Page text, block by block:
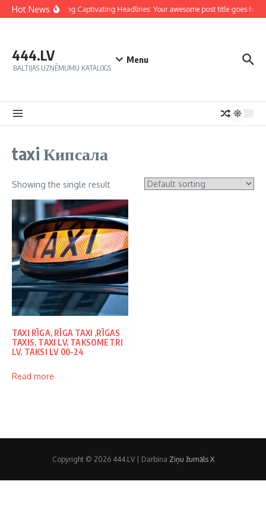
Hot NewsCrafting Captivating Headlines: Your awesome post title goes here
444.LV
BALTIJAS UZŅĒMUMU KATALOGS
Menu
taxi Кипсала
Showing the single result
TAXI RĪGA, RĪGA TAXI ,RĪGAS
TAXIS, TAXI LV, TAKSOMETRI
LV, TAKSI LV 00-24
Read more
Copyright © 2026 444.LV | Darbina Ziņu žurnāls X